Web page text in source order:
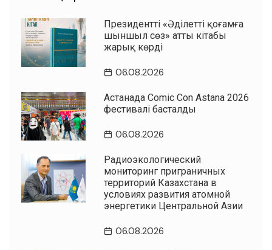
Президенттің «Әділетті қоғамға
шыншыл сөз» атты кітабы
жарық көрді
06.08.2026
Астанада Comic Con Astana 2026
фестивалі басталды
06.08.2026
Радиоэкологический
мониторинг приграничных
территорий Казахстана в
условиях развития атомной
энергетики Центральной Азии
06.08.2026